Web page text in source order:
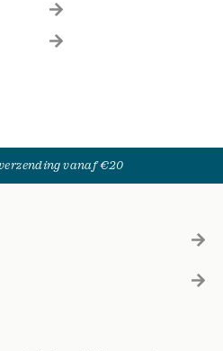
vanaf €20